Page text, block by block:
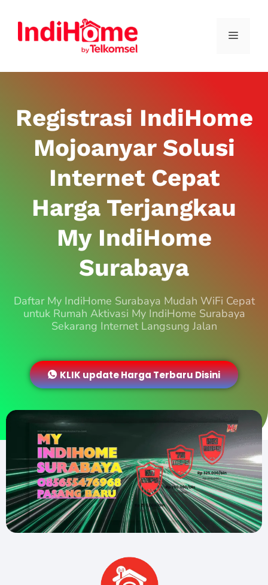
Registrasi IndiHome
Mojoanyar Solusi
Internet Cepat
Harga Terjangkau
My IndiHome
Surabaya
Daftar My IndiHome Surabaya Mudah WiFi Cepat
untuk Rumah Aktivasi My IndiHome Surabaya
Sekarang Internet Langsung Jalan
KLIK update Harga Terbaru Disini